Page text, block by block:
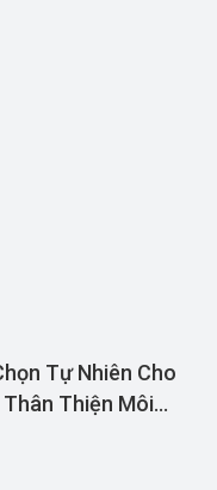
Tự Nhiên Cho
Thân Thiện Môi